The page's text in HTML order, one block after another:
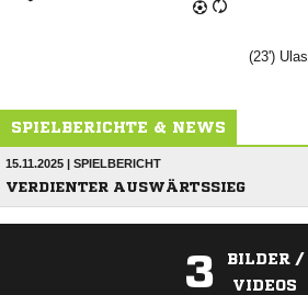
(23') 
SPIELBERICHTE & NEWS
15.11.2025 | SPIELBERICHT
VERDIENTER AUSWÄRTSSIEG
3
BILDER /
VIDEOS